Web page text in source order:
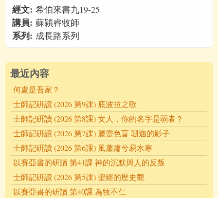
經文: 希伯來書九19-25
講員: 蘇穎睿牧師
系列: 成長路系列
最近內容
何處是吾家？
士師記硏讀 (2026 第9課) 底波拉之歌
士師記硏讀 (2026 第8課) 女人，你的名字是弱者？
士師記硏讀 (2026 第7課) 屬靈色盲 珊迦的影子
士師記硏讀 (2026 第6課) 風蕭蕭兮易水寒
以賽亞書的研讀 第41課 神的沉默與人的反叛
士師記硏讀 (2026 第5課) 聖經的歷史觀
以賽亞書的研讀 第40課 為牧不仁